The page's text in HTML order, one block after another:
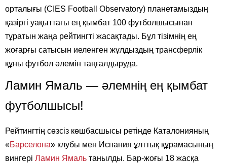
орталығы (CIES Football Observatory) планетамыздың
қазіргі уақыттағы ең қымбат 100 футболшысынан
тұратын жаңа рейтингті жасақтады. Бұл тізімнің ең
жоғарғы сатысын иеленген жұлдыздың трансферлік
құны футбол әлемін таңғалдыруда.
Ламин Ямаль — әлемнің ең қымбат
футболшысы!
Рейтингтің сөзсіз көшбасшысы ретінде Каталонияның
«Барселона» клубы мен Испания ұлттық құрамасының
вингері Ламин Ямаль танылды. Бар-жоғы 18 жасқа